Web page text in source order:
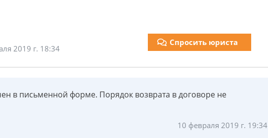
2019 г. 18:34
Спросить юриста
в письменной форме. Порядок возврата в договоре не
10 февраля 2019 г. 19:34